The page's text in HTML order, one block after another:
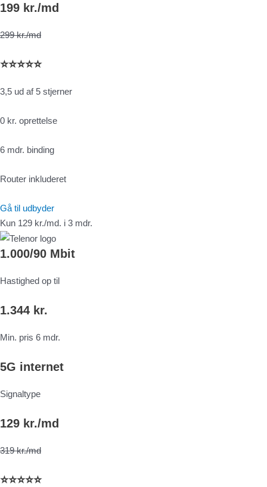
199 kr./md
299 kr./md
⭐⭐⭐⭐⭐
3,5 ud af 5 stjerner
0 kr. oprettelse
6 mdr. binding
Router inkluderet
Gå til udbyder
Kun 129 kr./md. i 3 mdr.
1.000/90 Mbit
Hastighed op til
1.344 kr.
Min. pris 6 mdr.
5G internet
Signaltype
129 kr./md
319 kr./md
⭐⭐⭐⭐⭐